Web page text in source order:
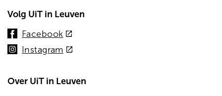
Volg UiT in Leuven
Facebook (externe
link)
Instagram(externe
Over UiT in Leuven